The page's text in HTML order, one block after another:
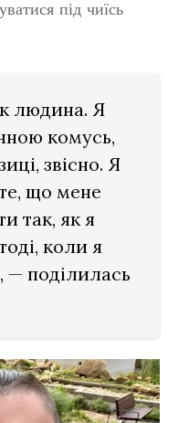
під чиїсь
людина. Я
комусь,
звісно. Я
що мене
так, як я
коли я
— поділилась